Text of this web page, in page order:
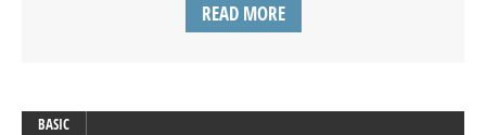
READ MORE
BASIC